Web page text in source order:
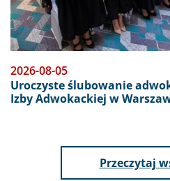
2026-08-05
Uroczyste ślubowanie
Izby Adwokackiej w
Przeczytaj